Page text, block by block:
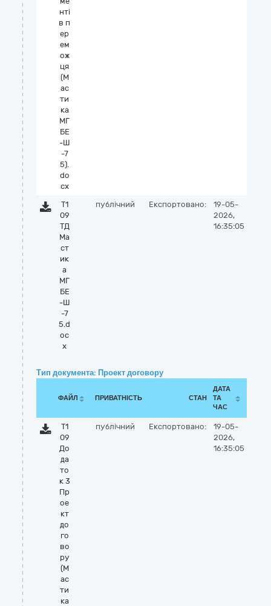
нті
в п
ер
ем
ож
ця
(М
ас
ти
ка
МГ
БЕ
-Ш
-7
5).
do
cx
Т1
09
ТД
Ма
ст
ик
а
МГ
БЕ
-Ш
-7
5.d
oc
x
публічний Експортовано:
19-05-
2026,
16:35:05
Тип документа: Проект договору
ФАЙЛ ПРИВАТНІСТЬ СТАН
ДАТА
ТА
ЧАС
Т1
09
До
да
то
к 3
Пр
ое
кт
до
го
во
ру
(М
ас
ти
ка
публічний Експортовано:
19-05-
2026,
16:35:05